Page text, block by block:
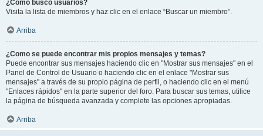
¿Cómo busco usuarios?
Visita la lista de miembros y haz clic en el enlace “Buscar un miembro”.
Arriba
¿Como se puede encontrar mis propios mensajes y temas?
Puede encontrar sus mensajes haciendo clic en "Mostrar sus mensajes" en el
Panel de Control de Usuario o haciendo clic en el enlace "Mostrar sus
mensajes" a través de su propio página de perfil, o haciendo clic en el menú
"Enlaces rápidos" en la parte superior del foro. Para buscar sus temas, utilice
la página de búsqueda avanzada y complete las opciones apropiadas.
Arriba